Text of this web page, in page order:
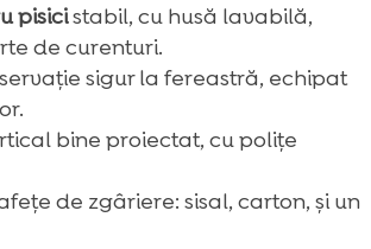
pisicistabil, cu husă lavabilă,
de curenturi.
sigur la fereastră, echipat
bine proiectat, cu polițe
de zgâriere: sisal, carton, și un